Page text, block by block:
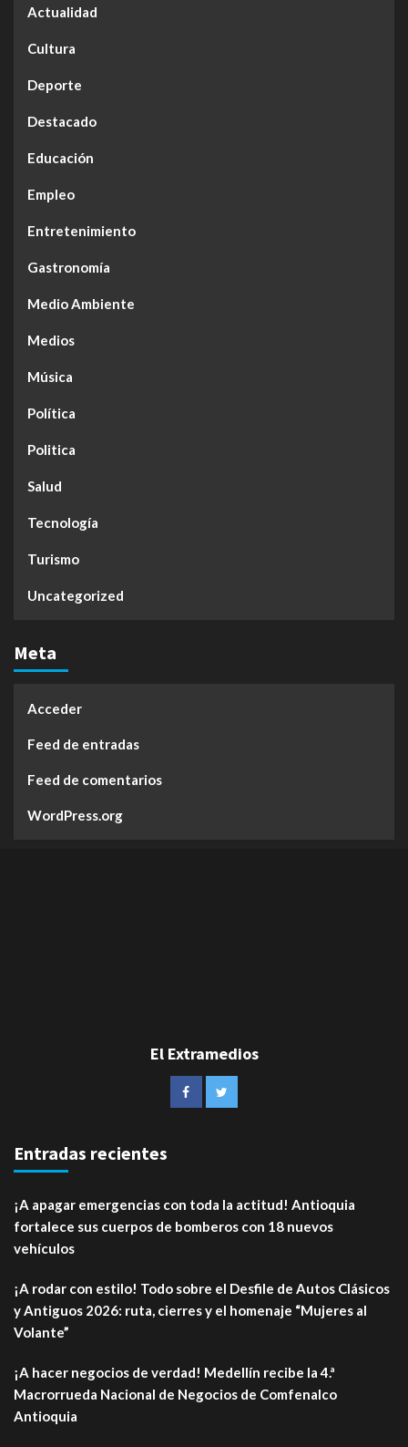
Actualidad
Cultura
Deporte
Destacado
Educación
Empleo
Entretenimiento
Gastronomía
Medio Ambiente
Medios
Música
Política
Politica
Salud
Tecnología
Turismo
Uncategorized
Meta
Acceder
Feed de entradas
Feed de comentarios
WordPress.org
El Extramedios
Entradas recientes
¡A apagar emergencias con toda la actitud! Antioquia
fortalece sus cuerpos de bomberos con 18 nuevos
vehículos
¡A rodar con estilo! Todo sobre el Desfile de Autos Clásicos
y Antiguos 2026: ruta, cierres y el homenaje “Mujeres al
Volante”
¡A hacer negocios de verdad! Medellín recibe la 4.ª
Macrorrueda Nacional de Negocios de Comfenalco
Antioquia